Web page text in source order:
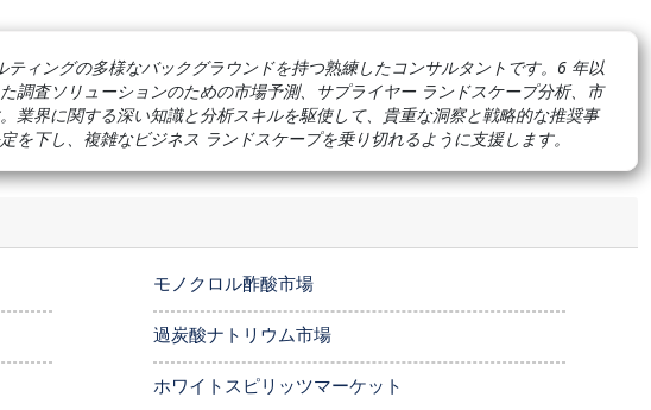
ィングの多様なバックグラウンドを持つ熟練したコンサルタントです。6 年以
調査ソリューションのための市場予測、サプライヤー ランドスケープ分析、市
業界に関する深い知識と分析スキルを駆使して、貴重な洞察と戦略的な推奨事
を下し、複雑なビジネス ランドスケープを乗り切れるように支援します。
モノクロル酢酸市場
過炭酸ナトリウム市場
ホワイトスピリッツマーケット